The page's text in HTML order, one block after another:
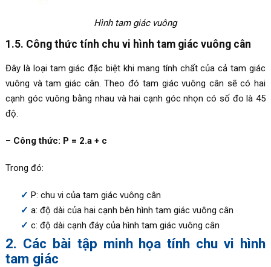
Hình tam giác vuông
1.5. Công thức tính chu vi hình tam giác vuông cân
Đây là loại tam giác đặc biệt khi mang tính chất của cả tam giác
vuông và tam giác cân. Theo đó tam giác vuông cân sẽ có hai
cạnh góc vuông bằng nhau và hai cạnh góc nhọn có số đo là 45
độ.
– Công thức: P = 2.a + c
Trong đó:
P: chu vi của tam giác vuông cân
a: độ dài của hai cạnh bên hình tam giác vuông cân
c: độ dài cạnh đáy của hình tam giác vuông cân
2. Các bài tập minh họa tính chu vi hình
tam giác